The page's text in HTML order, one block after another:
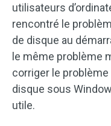
utilisateurs
rencontré le
de disque au
le même problème
corriger le
disque sous
utile.